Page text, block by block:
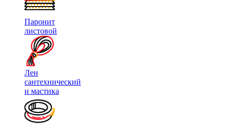
Паронит
листовой
Лен
сантехнический
и мастика